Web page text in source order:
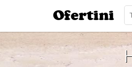
Ofertini